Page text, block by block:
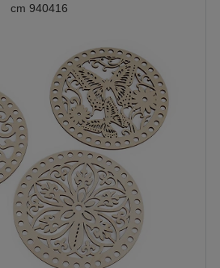
cm 940416